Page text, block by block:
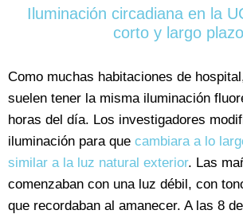
Iluminación circadiana en la
corto y largo plazo
Como muchas habitaciones de
suelen tener la misma iluminación
horas del día. Los investigadores
iluminación para que cambiara a lo
similar a la luz natural exterior. Las
comenzaban con una luz débil, con
que recordaban al amanecer. A las 8